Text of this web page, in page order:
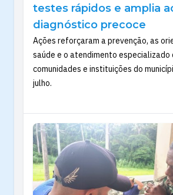
testes rápidos e amplia
diagnóstico precoce
Ações reforçaram a prevenção, as
saúde e o atendimento especializado
comunidades e instituições do
julho.